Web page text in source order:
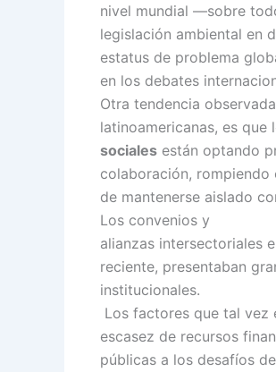
nivel mundial —sobre
legislación ambiental en
estatus de problema
en los debates
Otra tendencia
latinoamericanas, es que
sociales están optando
colaboración, rompiendo
de mantenerse aislado
Los convenios y
alianzas intersectoriales
reciente, presentaban
institucionales.
Los factores que tal vez
escasez de recursos
públicas a los desafíos